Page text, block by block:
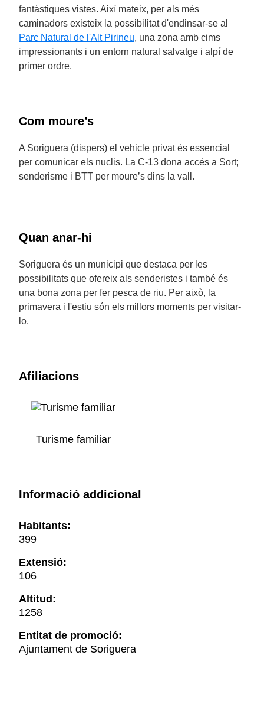
fantàstiques vistes. Així mateix, per als més
caminadors existeix la possibilitat d'endinsar-se al
Parc Natural de l'Alt Pirineu, una zona amb cims
impressionants i un entorn natural salvatge i alpí de
primer ordre.
Com moure’s
A Soriguera (dispers) el vehicle privat és essencial
per comunicar els nuclis. La C-13 dona accés a Sort;
senderisme i BTT per moure’s dins la vall.
Quan anar-hi
Soriguera és un municipi que destaca per les
possibilitats que ofereix als senderistes i també és
una bona zona per fer pesca de riu. Per això, la
primavera i l'estiu són els millors moments per visitar-
lo.
Afiliacions
Turisme familiar
Informació addicional
Habitants:
399
Extensió:
106
Altitud:
1258
Entitat de promoció:
Ajuntament de Soriguera